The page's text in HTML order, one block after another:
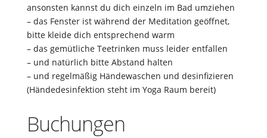
ansonsten kannst du dich einzeln im Bad umziehen
– das Fenster ist während der Meditation geöffnet,
bitte kleide dich entsprechend warm
– das gemütliche Teetrinken muss leider entfallen
– und natürlich bitte Abstand halten
– und regelmäßig Händewaschen und desinfizieren
(Händedesinfektion steht im Yoga Raum bereit)
Buchungen